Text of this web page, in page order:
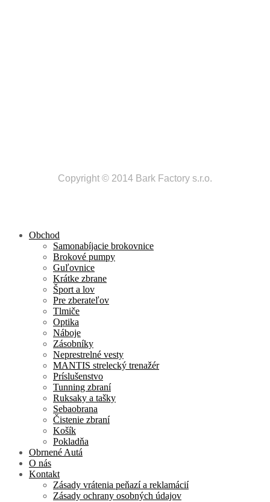
Copyright © 2014 Bark Factory s.r.o.
Obchod
Samonabíjacie brokovnice
Brokové pumpy
Guľovnice
Krátke zbrane
Šport a lov
Pre zberateľov
Tlmiče
Optika
Náboje
Zásobníky
Neprestrelné vesty
MANTIS strelecký trenažér
Príslušenstvo
Tunning zbraní
Ruksaky a tašky
Sebaobrana
Čistenie zbraní
Košík
Pokladňa
Obrnené Autá
O nás
Kontakt
Zásady vrátenia peňazí a reklamácií
Zásady ochrany osobných údajov